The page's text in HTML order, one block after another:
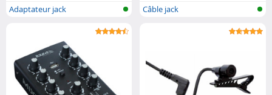
Adaptateur jack
Câble jack